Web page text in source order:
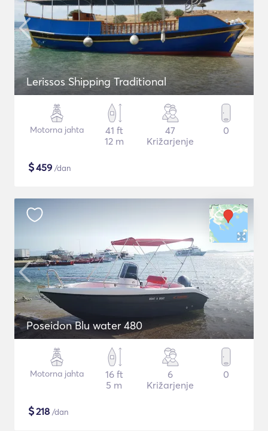
Lerissos Shipping Traditional
Motorna jahta
41 ft
12 m
47
Križarjenje
0
$459 /dan
Poseidon Blu water 480
Motorna jahta
16 ft
5 m
6
Križarjenje
0
$218 /dan